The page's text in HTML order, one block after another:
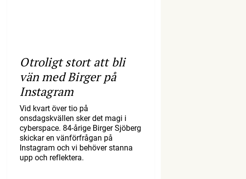
Otroligt stort att bli
vän med Birger på
Instagram
Vid kvart över tio på
onsdagskvällen sker det magi i
cyberspace. 84-årige Birger Sjöberg
skickar en vänförfrågan på
Instagram och vi behöver stanna
upp och reflektera.